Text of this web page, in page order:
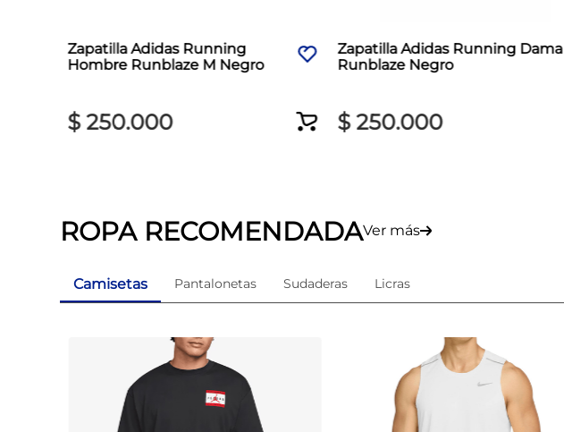
Zapatilla Adidas Running
Hombre Runblaze M Negro
$ 250.000
Zapatilla Adidas Running Dama
Runblaze Negro
$ 250.000
ROPA RECOMENDADAVer más
Camisetas Pantalonetas Sudaderas Licras